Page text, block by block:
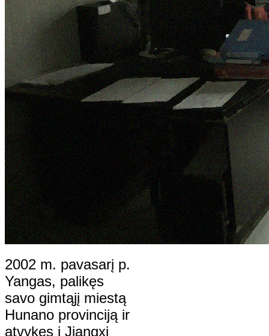
2002 m. pavasarį p.
Yangas, palikęs
savo gimtąjį miestą
Hunano provinciją ir
atvykęs į Jiangxi